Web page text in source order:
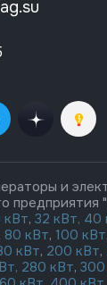
и
предприятия
кВт, 32 кВт, 40
80 кВт, 100 кВт
кВт, 200 кВт,
280 кВт,